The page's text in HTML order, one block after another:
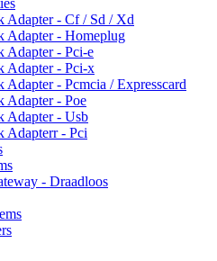
Adapter - Cf / Sd / Xd
Adapter - Homeplug
Adapter - Pci-e
Adapter - Pci-x
Adapter - Pcmcia / Expresscard
Adapter - Poe
Adapter - Usb
Adapterr - Pci
- Draadloos